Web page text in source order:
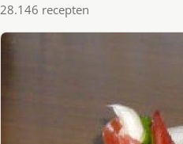
28.146 recepten